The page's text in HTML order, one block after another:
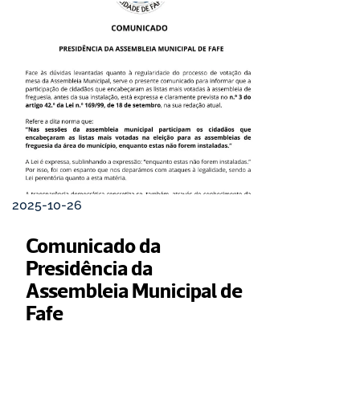
da UMinho
2025-10-26
Comunicado da
Presidência da
Assembleia Municipal de
Fafe